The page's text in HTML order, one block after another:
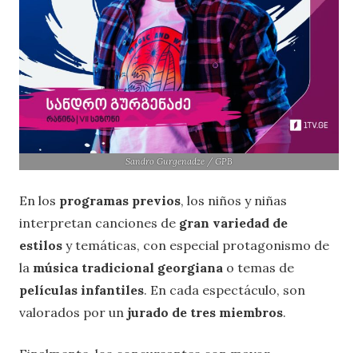
Sandro Gurgenadze / GPB
En los programas previos, los niños y niñas
interpretan canciones de gran variedad de
estilos y temáticas, con especial protagonismo de
la música tradicional georgiana o temas de
películas infantiles. En cada espectáculo, son
valorados por un jurado de tres miembros.